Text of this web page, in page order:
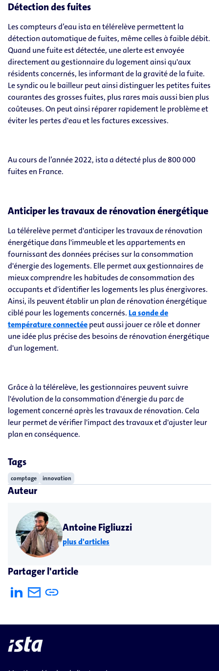
Détection des fuites
Les compteurs d’eau ista en télérelève permettent la
détection automatique de fuites, même celles à faible débit.
Quand une fuite est détectée, une alerte est envoyée
directement au gestionnaire du logement ainsi qu'aux
résidents concernés, les informant de la gravité de la fuite.
Le syndic ou le bailleur peut ainsi distinguer les petites fuites
courantes des grosses fuites, plus rares mais aussi bien plus
coûteuses. On peut ainsi réparer rapidement le problème et
éviter les pertes d'eau et les factures excessives.
Au cours de l’année 2022, ista a détecté plus de 800 000
fuites en France.
Anticiper les travaux de rénovation énergétique
La télérelève permet d'anticiper les travaux de rénovation
énergétique dans l'immeuble et les appartements en
fournissant des données précises sur la consommation
d'énergie des logements. Elle permet aux gestionnaires de
mieux comprendre les habitudes de consommation des
occupants et d'identifier les logements les plus énergivores.
Ainsi, ils peuvent établir un plan de rénovation énergétique
ciblé pour les logements concernés. La sonde de
température connectéepeut aussi jouer ce rôle et donner
une idée plus précise des besoins de rénovation énergétique
d'un logement.
Grâce à la télérelève, les gestionnaires peuvent suivre
l'évolution de la consommation d'énergie du parc de
logement concerné après les travaux de rénovation. Cela
leur permet de vérifier l'impact des travaux et d'ajuster leur
plan en conséquence.
Tags
comptage innovation
Auteur
Antoine Figliuzzi
plus d'articles
Partager l'article